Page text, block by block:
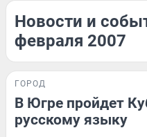
Новости и
февраля 2007
ГОРОД
В Югре пройдет
русскому языку